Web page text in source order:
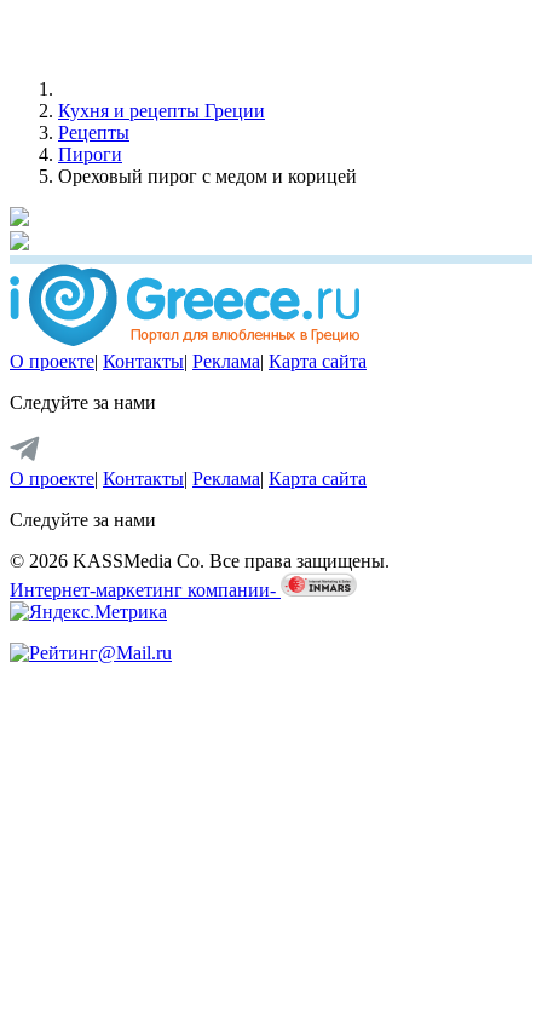
Кухня и рецепты Греции
Рецепты
Пироги
Ореховый пирог с медом и корицей
О проекте| Контакты| Реклама| Карта сайта
Следуйте за нами
О проекте| Контакты| Реклама| Карта сайта
Следуйте за нами
© 2026 KASSMedia Co. Все права защищены.
Интернет-маркетинг компании-